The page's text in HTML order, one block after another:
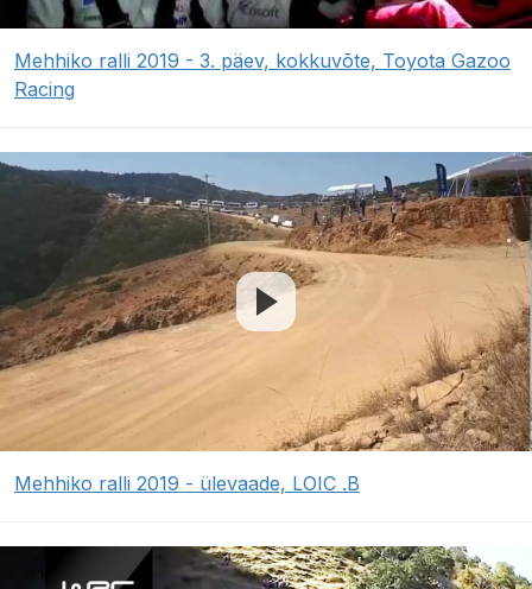
Mehhiko ralli 2019 - 3. päev, kokkuvõte, Toyota Gazoo
Racing
Mehhiko ralli 2019 - ülevaade, LOIC .B